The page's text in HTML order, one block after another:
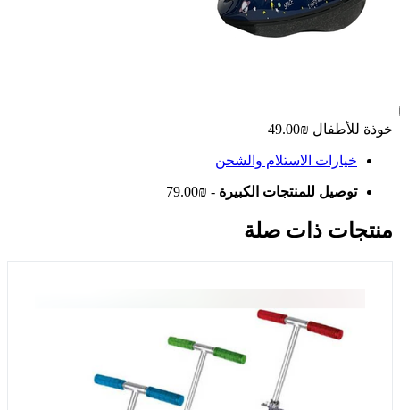
خوذة للأطفال ₪49.00
خيارات الاستلام والشحن
توصيل للمنتجات الكبيرة - ₪79.00
منتجات ذات صلة